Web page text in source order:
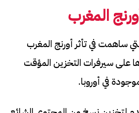
المغرب
ساهمت في تأثر أورنج المغرب
على سيرفرات التخزين المؤقت